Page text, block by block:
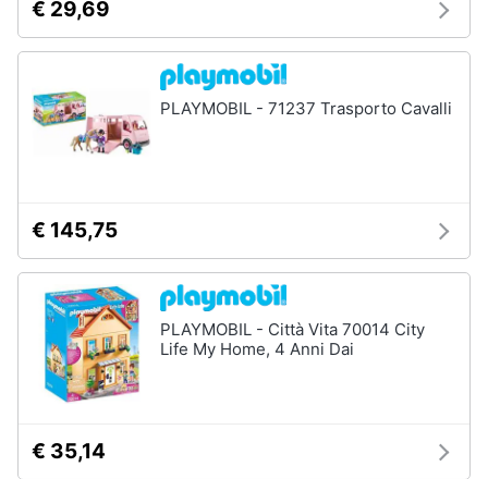
Mobilità
elettrico
Bici
elettrica
Skateboard
Bicicletta
Vedi
€ 29,69
PLAYMOBIL - 71237 Trasporto Cavalli
€ 145,75
PLAYMOBIL - Città Vita 70014 City
Life My Home, 4 Anni Dai
€ 35,14